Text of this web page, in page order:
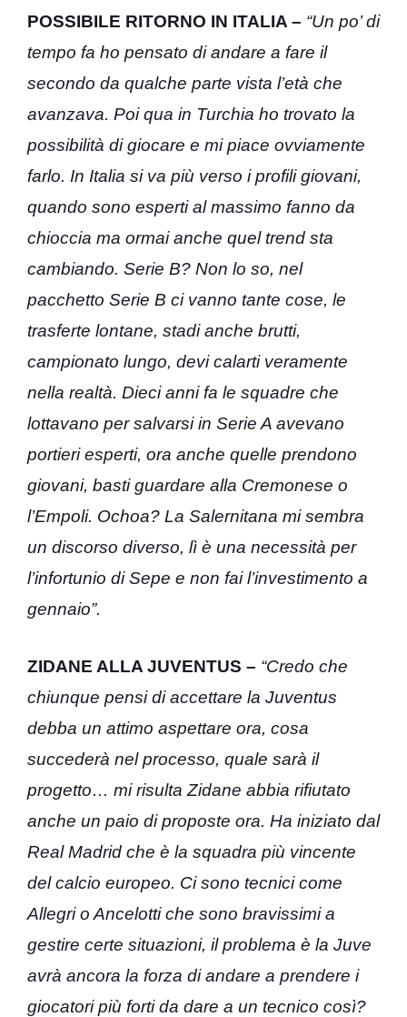
POSSIBILE RITORNO IN ITALIA – “Un po’ di
tempo fa ho pensato di andare a fare il
secondo da qualche parte vista l’età che
avanzava. Poi qua in Turchia ho trovato la
possibilità di giocare e mi piace ovviamente
farlo. In Italia si va più verso i profili giovani,
quando sono esperti al massimo fanno da
chioccia ma ormai anche quel trend sta
cambiando. Serie B? Non lo so, nel
pacchetto Serie B ci vanno tante cose, le
trasferte lontane, stadi anche brutti,
campionato lungo, devi calarti veramente
nella realtà. Dieci anni fa le squadre che
lottavano per salvarsi in Serie A avevano
portieri esperti, ora anche quelle prendono
giovani, basti guardare alla Cremonese o
l’Empoli. Ochoa? La Salernitana mi sembra
un discorso diverso, lì è una necessità per
l’infortunio di Sepe e non fai l’investimento a
gennaio”.
ZIDANE ALLA JUVENTUS – “Credo che
chiunque pensi di accettare la Juventus
debba un attimo aspettare ora, cosa
succederà nel processo, quale sarà il
progetto… mi risulta Zidane abbia rifiutato
anche un paio di proposte ora. Ha iniziato dal
Real Madrid che è la squadra più vincente
del calcio europeo. Ci sono tecnici come
Allegri o Ancelotti che sono bravissimi a
gestire certe situazioni, il problema è la Juve
avrà ancora la forza di andare a prendere i
giocatori più forti da dare a un tecnico così?